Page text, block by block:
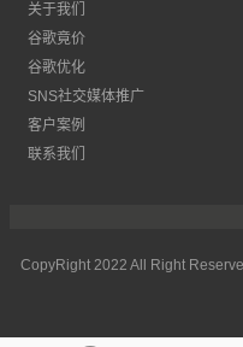
关于我们
谷歌竟价
谷歌优化
SNS社交媒体推广
客户案例
联系我们
CopyRight 2022 All Right